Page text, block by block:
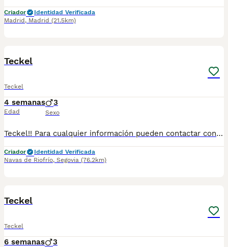
Criador
Identidad Verificada
Madrid , Madrid (21.5km)
Teckel
Teckel
4 semanas
Edad
3
Sexo
Teckel!! Para cualquier información pueden contactar conmigo en el WhatsApp 632 109 444 y te ayudaré a encontrar tu amigo peludo perfecto❤️
Criador
Identidad Verificada
Navas de Riofrío, Segovia (76.2km)
Teckel
Teckel
6 semanas 3